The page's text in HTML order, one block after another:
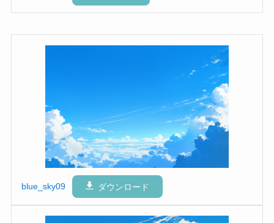
blue_sky09 ダウンロード